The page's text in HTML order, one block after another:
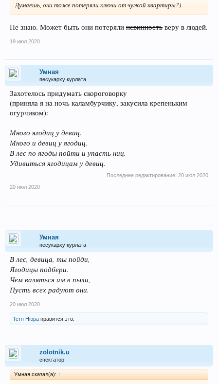
Думаешь, они тоже потеряли ключи от чужой квартиры?)
Не знаю. Может быть они потеряли невинность веру в людей.
19 июл 2020
Умная
песукарху курлата
Захотелось придумать скороговорку
(приняла я на ночь каламбурчику, закусила крепеньким
огурчиком):
Много ягодиц у девиц.
Много и девиц у ягодиц.
В лес по ягоды пойти и упасть ниц.
Удивиться ягодицам у девиц.
Последнее редактирование: 20 июл 2020
20 июл 2020
Умная
песукарху курлата
В лес, девица, ты пойди,
Ягодицы подбери.
Чем валяться им в пыли,
Пусть всех радуют они.
20 июл 2020
Тетя Нюра нравится это.
zolotnik.u
спектатор
Умная сказал(а): ↑